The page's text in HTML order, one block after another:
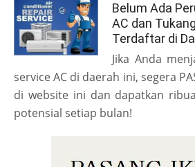
Belum Ada
AC dan
Terdaftar di
Jika Anda
service AC di daerah ini, segera
di website ini dan dapatkan
potensial setiap bulan!